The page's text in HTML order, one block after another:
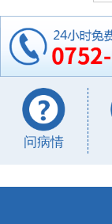
问病情